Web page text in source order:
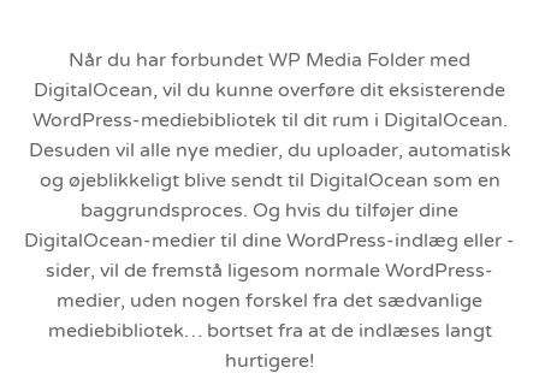
Når du har forbundet WP Media Folder med
DigitalOcean, vil du kunne overføre dit eksisterende
WordPress-mediebibliotek til dit rum i DigitalOcean.
Desuden vil alle nye medier, du uploader, automatisk
og øjeblikkeligt blive sendt til DigitalOcean som en
baggrundsproces. Og hvis du tilføjer dine
DigitalOcean-medier til dine WordPress-indlæg eller -
sider, vil de fremstå ligesom normale WordPress-
medier, uden nogen forskel fra det sædvanlige
mediebibliotek… bortset fra at de indlæses langt
hurtigere!